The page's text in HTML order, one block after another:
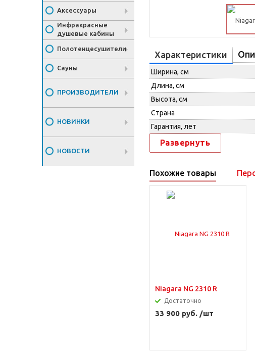
Аксессуары
Инфракрасные
душевые кабины
Полотенцесушители
Сауны
ПРОИЗВОДИТЕЛИ
НОВИНКИ
НОВОСТИ
Характеристики
Ширина, см
Длина, см
Высота, см
Страна
Гарантия, лет
Развернуть
Похожие товары
Niagara NG 2310 R
Достаточно
33 900 руб. /шт